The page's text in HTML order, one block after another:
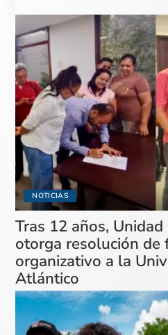
NOTICIAS
Tras 12 años,
otorga resolución
organizativo a la
Atlántico